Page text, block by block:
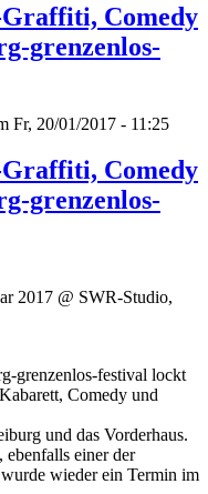
Comedy
grenzenlos-
Fr, 20/01/2017 - 11:25
Comedy
grenzenlos-
2017 @ SWR-Studio,
grenzenlos-festival lockt
Comedy und
und das Vorderhaus.
ebenfalls einer der
wieder ein Termin im